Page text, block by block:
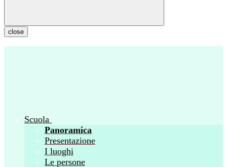
close
Scuola
Panoramica
Presentazione
I luoghi
Le persone